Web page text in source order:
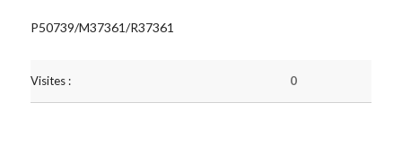
P50739/M37361/R37361
Visites : 0